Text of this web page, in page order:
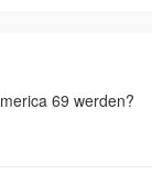
69 werden?